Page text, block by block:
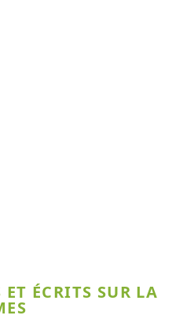
ÉCRITS SUR LA